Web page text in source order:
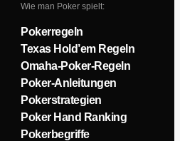
Wie man Poker spielt:
Pokerregeln
Texas Hold’em Regeln
Omaha-Poker-Regeln
Poker-Anleitungen
Pokerstrategien
Poker Hand Ranking
Pokerbegriffe